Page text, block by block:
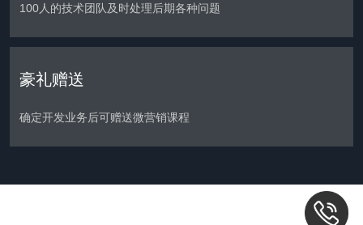
100人的技术团队及时处理后期各种问题
豪礼赠送
确定开发业务后可赠送微营销课程